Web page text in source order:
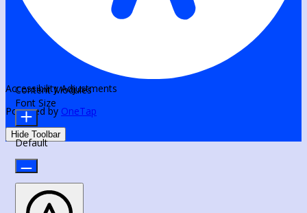
Accessibility Adjustments
Powered by OneTap
Hide Toolbar
Content Modules
Font Size
Default